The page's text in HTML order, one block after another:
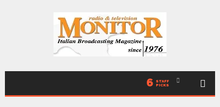
6 STAFF
PICKS